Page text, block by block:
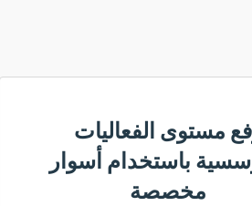
مستوى الفعاليات
باستخدام أسوار
مخصصة